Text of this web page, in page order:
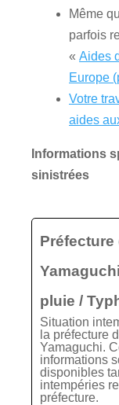
Même
parfois
« Aides
Europe
Votre
aides
Informations
sinistrées
Préfecture
pluie /
Situation
la préfecture
Yamaguchi.
informations
disponibles
intempéries
préfecture.